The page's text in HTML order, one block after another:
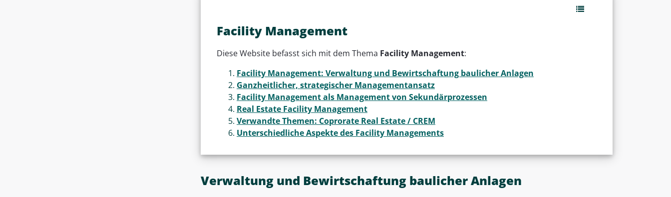
Facility Management
Diese Website befasst sich mit dem Thema Facility Management:
Facility Management: Verwaltung und Bewirtschaftung baulicher Anlagen
Ganzheitlicher, strategischer Managementansatz
Facility Management als Management von Sekundärprozessen
Real Estate Facility Management
Verwandte Themen: Coprorate Real Estate / CREM
Unterschiedliche Aspekte des Facility Managements
Verwaltung und Bewirtschaftung baulicher Anlagen